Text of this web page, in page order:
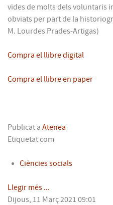
vides de molts dels voluntaris
obviats per part de la
M. Lourdes Prades-Artigas)
Compra el llibre digital
Compra el llibre en paper
Publicat a Atenea
Etiquetat com
Ciències socials
Llegir més ...
Dijous, 11 Març 2021 09:01